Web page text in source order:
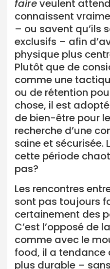
faireveulent
connaissent
– ou savent qu’ils
exclusifs – afin
physique plus
Plutôt que de
comme une
ou de rétention
chose, il est
de bien-être pour
recherche d’une
saine et sécurisée.
cette période
pas?
Les rencontres
sont pas toujours
certainement des
C’est l’opposé de
comme avec le
food, il a tendance
plus durable –